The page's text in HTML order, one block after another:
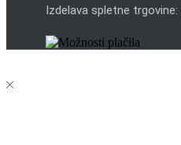
Izdelava spletne